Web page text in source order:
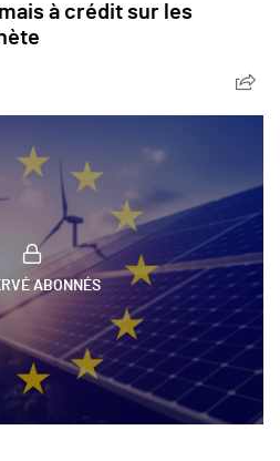
à crédit sur les
ABONNÉS